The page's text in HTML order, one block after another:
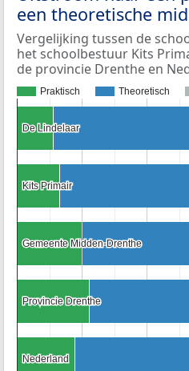
een theoretische
Vergelijking tussen de
het schoolbestuur Kits
de provincie Drenthe en
Praktisch Theoretisch
De Lindelaar
De Lindelaar
Kits Primair
Kits Primair
Gemeente Midden-Drenthe
Gemeente Midden-Drenthe
Provincie Drenthe
Provincie Drenthe
Nederland
Nederland